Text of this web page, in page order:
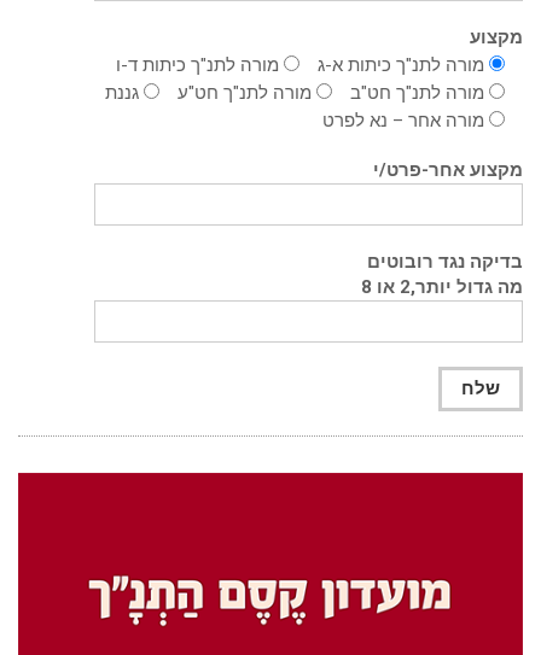
מקצוע
מורה לתנ"ך כיתות א-ג
מורה לתנ"ך כיתות ד-ו
מורה לתנ"ך חט"ב
מורה לתנ"ך חט"ע
גננת
מורה אחר – נא לפרט
מקצוע אחר-פרט/י
בדיקה נגד רובוטים
מה גדול יותר,2 או 8